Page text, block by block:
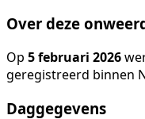
Over deze
Op 5 februari 2026
geregistreerd binnen
Daggegevens